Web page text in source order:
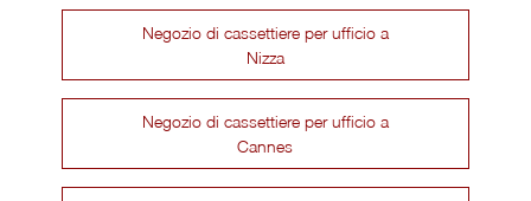
Negozio di cassettiere per ufficio a
Nizza
Negozio di cassettiere per ufficio a
Cannes